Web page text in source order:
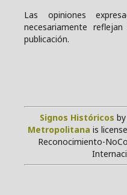
Las opiniones
necesariamente
publicación.
Signos Históricos by
Metropolitana is
Reconocimiento-